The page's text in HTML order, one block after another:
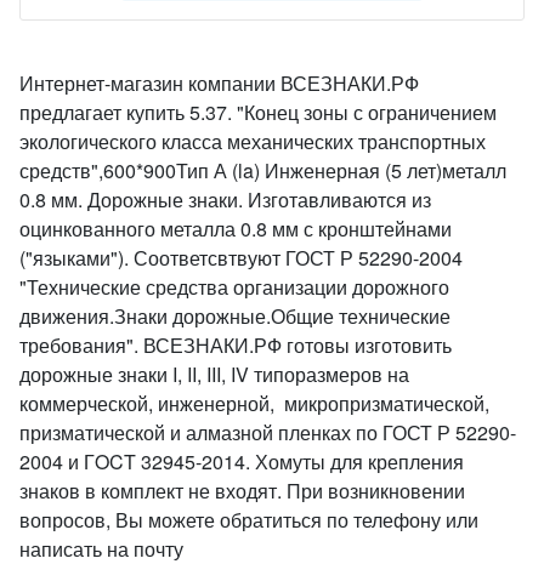
Интернет-магазин компании ВСЕЗНАКИ.РФ
предлагает купить 5.37. "Конец зоны с ограничением
экологического класса механических транспортных
средств",600*900Тип А (la) Инженерная (5 лет)металл
0.8 мм. Дорожные знаки. Изготавливаются из
оцинкованного металла 0.8 мм с кронштейнами
("языками"). Соответсвтвуют ГОСТ Р 52290-2004
"Технические средства организации дорожного
движения.Знаки дорожные.Общие технические
требования". ВСЕЗНАКИ.РФ готовы изготовить
дорожные знаки I, II, III, IV типоразмеров на
коммерческой, инженерной, микропризматической,
призматической и алмазной пленках по ГОСТ Р 52290-
2004 и ГOCT 32945-2014. Хомуты для крепления
знаков в комплект не входят. При возникновении
вопросов, Вы можете обратиться по телефону или
написать на почту